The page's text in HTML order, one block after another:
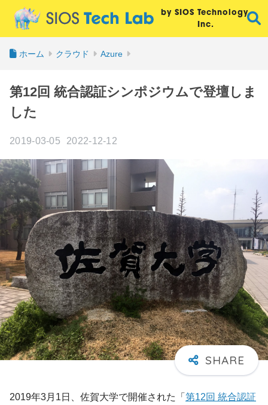
by SIOS Technology,
Inc.
ホーム クラウド Azure
第12回 統合認証シンポジウムで登壇しま
した
2019-03-05 2022-12-12
2019年3月1日、佐賀大学で開催された「 第12回 統合認証